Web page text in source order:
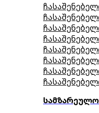
სამზარეულო